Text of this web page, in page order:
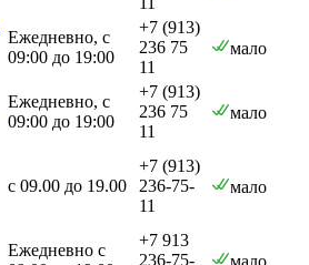
Ежедневно, с
09:00 до 19:00
+7 (913)
236 75
11
мало
Ежедневно, с
09:00 до 19:00
+7 (913)
236 75
11
мало
с 09.00 до 19.00
+7 (913)
236-75-
11
мало
Ежедневно с
+7 913
236-75-